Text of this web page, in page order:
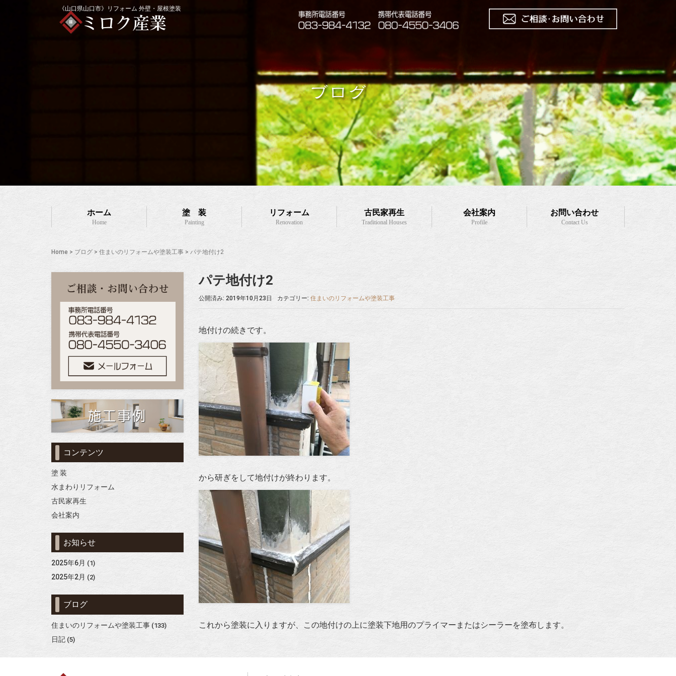
《山口県山口市》リフォーム 外壁・屋根塗装
ブログ
ホーム
Home
塗 装
Painting
リフォーム
Renovation
古民家再生
Traditional Houses
会社案内
Profile
お問い合わせ
Contact Us
Home > ブログ > 住まいのリフォームや塗装工事 > パテ地付け2
パテ地付け2
公開済み: 2019年10月23日 カテゴリー: 住まいのリフォームや塗装工事
地付けの続きです。
から研ぎをして地付けが終わります。
これから塗装に入りますが、この地付けの上に塗装下地用のプライマーまたはシーラーを塗布します。
コンテンツ
塗 装
水まわりリフォーム
古民家再生
会社案内
お知らせ
2025年6月 (1)
2025年2月 (2)
ブログ
住まいのリフォームや塗装工事 (133)
日記 (5)